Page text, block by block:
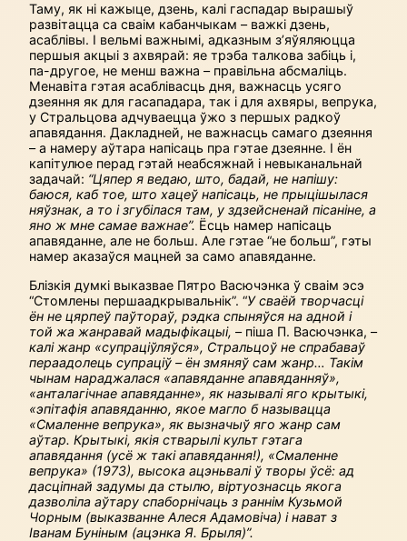
Таму, як ні кажыце, дзень, калі гаспадар вырашыў
развітацца са сваім кабанчыкам – важкі дзень,
асаблівы. І вельмі важнымі, адказным з’яўяляюцца
першыя акцыі з ахвярай: яе трэба талкова забіць і,
па-другое, не менш важна – правільна абсмаліць.
Менавіта гэтая асаблівасць дня, важнасць усяго
дзеяння як для гасападара, так і для ахвяры, вепрука,
у Стральцова адчуваецца ўжо з першых радкоў
апавядання. Дакладней, не важнасць самаго дзеяння
– а намеру аўтара напісаць пра гэтае дзеянне. І ён
капітулюе перад гэтай неабсяжнай і невыканальнай
задачай: “Цяпер я ведаю, што, бадай, не напішу:
баюся, каб тое, што хацеў напісаць, не прыцішылася
няўзнак, а то і згубілася там, у здзейсненай пісаніне, а
яно ж мне самае важнае”. Ёсць намер напісаць
апавяданне, але не больш. Але гэтае “не больш”, гэты
намер аказаўся мацней за само апавяданне.
Блізкія думкі выказвае Пятро Васючэнка ў сваім эсэ
“Стомлены перша­адкрывальнік”. “У сваёй творчасці
ён не цярпеў паўтораў, рэдка спыняўся на адной і
той жа жанравай мадыфікацыі, – піша П. Васючэнка, –
калі жанр «супраціўляўся», Стральцоў не спрабаваў
пераадолець супраціў – ён змяняў сам жанр… Такім
чынам нараджалася «апавяданне апавяданняў»,
«анталагічнае апавяданне», як называлі яго крытыкі,
«эпітафія апавяданню, якое магло б называцца
«Смаленне вепрука», як вызначыў яго жанр сам
аўтар. Крытыкі, якія стварылі культ гэтага
апавядання (усё ж такі апавядання!), «Смаленне
вепрука» (1973), высока ацэньвалі ў творы ўсё: ад
дасціпнай задумы да стылю, віртуознасць якога
дазволіла аўтару спаборнічаць з раннім Кузьмой
Чорным (выказванне Алеся Адамовіча) і нават з
Іванам Буніным (ацэнка Я. Брыля)”.